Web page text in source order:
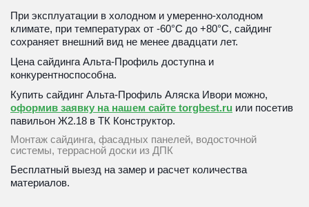
При эксплуатации в холодном и умеренно-холодном
климате, при температурах от -60°С до +80°С, сайдинг
сохраняет внешний вид не менее двадцати лет.
Цена сайдинга Альта-Профиль доступна и
конкурентноспособна.
оформив заявку на нашем сайте torgbest.ru или посетив
павильон Ж2.18 в ТК Конструктор.
Монтаж сайдинга, фасадных панелей, водосточной
системы, террасной доски из ДПК
Бесплатный выезд на замер и расчет количества
материалов.